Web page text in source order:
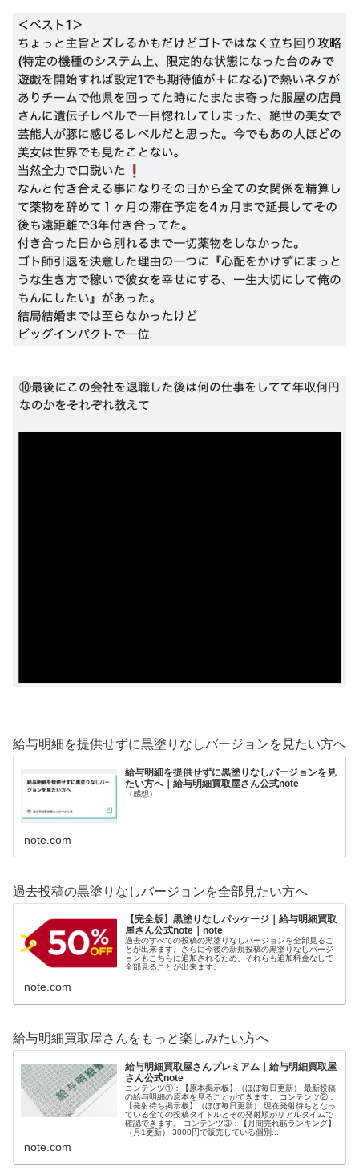
給与明細を提供せずに黒塗りなしバージョンを見たい方へ
給与明細を提供せずに黒塗りなしバージョンを見
たい方へ｜給与明細買取屋さん公式note
（感想）
note.com
過去投稿の黒塗りなしバージョンを全部見たい方へ
【完全版】黒塗りなしパッケージ｜給与明細買取
屋さん公式note｜note
過去のすべての投稿の黒塗りなしバージョンを全部見るこ
とが出来ます。さらに今後の新規投稿の黒塗りなしバージ
ョンもこちらに追加されるため、それらも追加料金なしで
全部見ることが出来ます。
note.com
給与明細買取屋さんをもっと楽しみたい方へ
給与明細買取屋さんプレミアム｜給与明細買取屋
さん公式note
コンテンツ①：【原本掲示板】（ほぼ毎日更新） 最新投稿
の給与明細の原本を見ることができます。 コンテンツ②：
【発射待ち掲示板】（ほぼ毎日更新） 現在発射待ちとなっ
ている全ての投稿タイトルとその発射順がリアルタイムで
確認できます。 コンテンツ③：【月間売れ筋ランキング】
（月1更新） 3000円で販売している個別...
note.com